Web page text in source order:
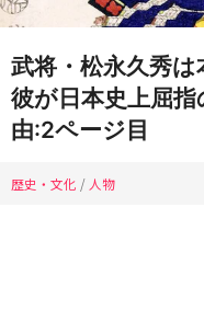
武将・松永久秀
彼が日本史上屈
由:2ページ目
歴史・文化 / 人物